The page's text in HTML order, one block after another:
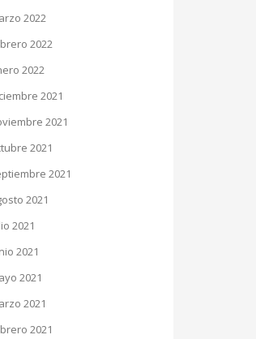
2022
2022
2022
2021
2021
2021
2021
2021
2021
2021
2021
2021
2021